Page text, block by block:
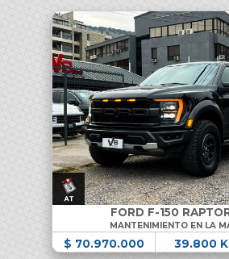
FORD F-150
MANTENIMIENTO EN LA
$ 70.970.000 39.800